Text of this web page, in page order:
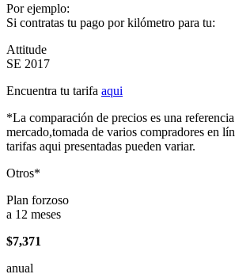
Por ejemplo:
Si contratas tu pago por kilómetro para tu:
Attitude
SE 2017
Encuentra tu tarifa aqui
*La comparación de precios es una
mercado,tomada de varios compradores en
tarifas aqui presentadas pueden variar.
Otros*
Plan forzoso
a 12 meses
$7,371
anual